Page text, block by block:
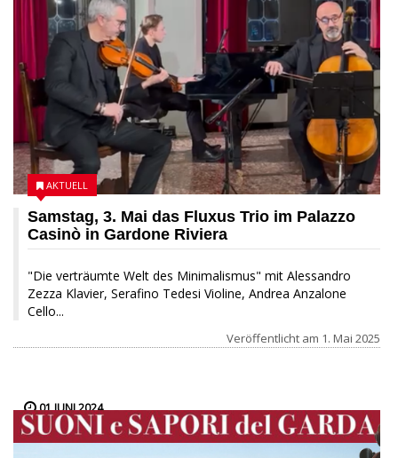
Samstag, 3. Mai das Fluxus Trio im Palazzo
Casinò in Gardone Riviera
"Die verträumte Welt des Minimalismus" mit Alessandro
Zezza Klavier, Serafino Tedesi Violine, Andrea Anzalone
Cello...
AKTUELL
Veröffentlicht am 1. Mai 2025
01 JUNI 2024